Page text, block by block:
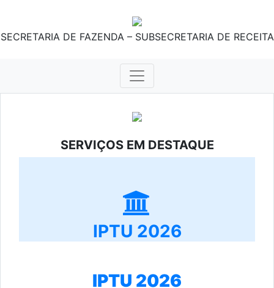
SECRETARIA DE FAZENDA – SUBSECRETARIA DE RECEITA
SERVIÇOS EM DESTAQUE
IPTU 2026
IPTU 2026